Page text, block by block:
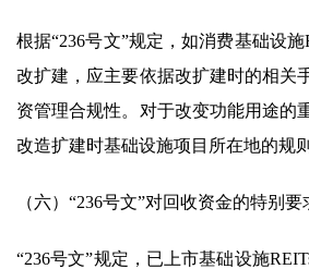
根据“236号文”规定，如消费基础设
改扩建，应主要依据改扩建时的相关
资管理合规性。对于改变功能用途的
改造扩建时基础设施项目所在地的规
（六）“236号文”对回收资金的特别要
“236号文”规定，已上市基础设施